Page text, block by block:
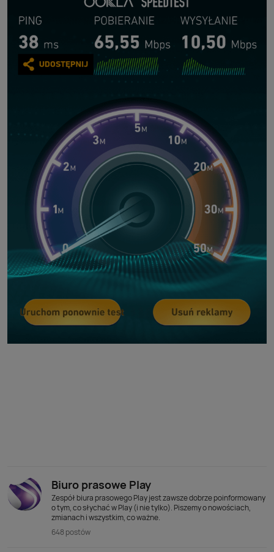
Biuro prasowe Play
Zespół biura prasowego Play jest zawsze dobrze poinformowany
o tym, co słychać w Play (i nie tylko). Piszemy o nowościach,
zmianach i wszystkim, co ważne.
648 postów